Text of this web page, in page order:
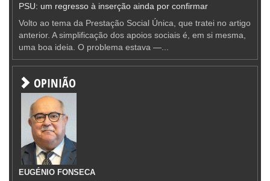
PSU: um regresso à inserção ainda por confirmar
Volto ao tema da Prestação Social Única, que tratei no artigo
anterior. A simplificação dos apoios sociais é, em si mesma,
uma boa ideia. O problema estava —...
OPINIÃO
EUGÉNIO FONSECA